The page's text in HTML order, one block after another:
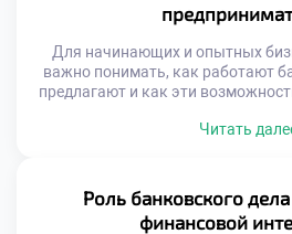
Для начинающих и опытных
важно понимать, как работают
предлагают и как эти
использование онлайн-
взвешенные финансовые
выстраивать
Читать
Роль банковского
финансовой